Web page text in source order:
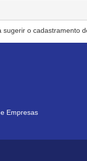
sugerir o cadastramento
Empresas